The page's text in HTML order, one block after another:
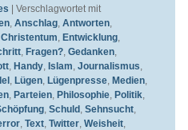
| Verschlagwortet mit
, Anschlag, Antworten,
Christentum Entwicklung,
, Fragen?, Gedanken,
, Handy, Islam Journalismus
, Lügen, Lügenpresse, Medien,
, Parteien, Philosophie, Politik,
, Schuld, Sehnsucht,
, Text, Twitter, Weisheit,